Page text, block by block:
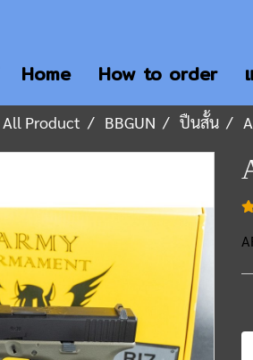
Home How to order
All Product BBGUN ปืนสั้น